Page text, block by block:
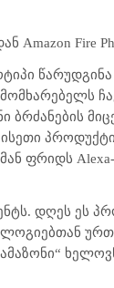
Fire
წარუდგინა
ისეთი
ფრიდს
დღეს ეს